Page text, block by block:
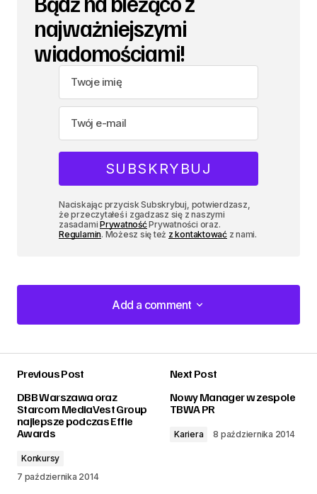
najważniejszymi
wiadomościami!
Naciskając przycisk Subskrybuj, potwierdzasz,
że przeczytałeś i zgadzasz się z naszymi
zasadamiPrywatnośćPrywatności oraz.
Regulamin. Możesz się też z kontaktowaćz nami.
Add a comment
Add a comment
Previous Post
DBB Warszawa oraz
Starcom MediaVest Group
najlepsze podczas Effie
Awards
Konkursy
7 października 2014
Next Post
Nowy Manager w zespole
TBWA PR
Kariera 8 października 2014